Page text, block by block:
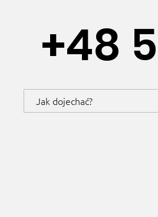
+48
Jak dojechać?